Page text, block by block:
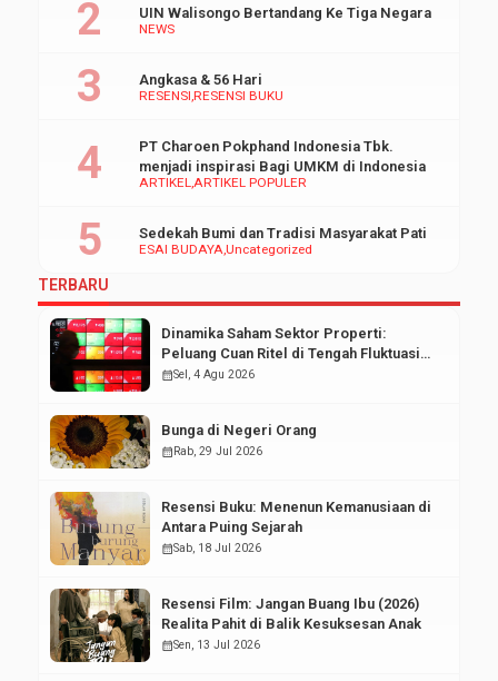
pendaftaran yaitu sebagai berikut; No
NEWS
UIN Walisongo Bertandang Ke Tiga Negara
RESENSI RESENSI BUKU
Angkasa & 56 Hari
ARTIKELARTIKEL POPULER
PT Charoen Pokphand Indonesia Tbk.
menjadi inspirasi Bagi UMKM di Indonesia
ESAI BUDAYAUncategorized
Sedekah Bumi dan Tradisi Masyarakat Pati
TERBARU
Dinamika Saham Sektor Properti:
Peluang Cuan Ritel di Tengah Fluktuasi
Pasar Modal
calendar_monthSel, 4 Agu 2026
Bunga di Negeri Orang
calendar_monthRab, 29 Jul 2026
Resensi Buku: Menenun Kemanusiaan di
Antara Puing Sejarah
calendar_monthSab, 18 Jul 2026
Resensi Film: Jangan Buang Ibu (2026)
Realita Pahit di Balik Kesuksesan Anak
calendar_monthSen, 13 Jul 2026